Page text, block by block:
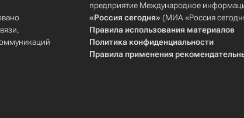
предприятие Международное
«Россия сегодня» (МИА «Россия
Правила использования материалов
Политика конфиденциальности
Правила применения